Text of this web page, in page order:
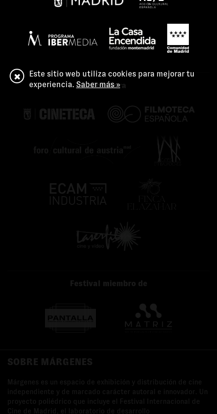
Colabora
Festival miembro de
SOBRE MÁRGENES
Márgenes es un espacio de exhibición y distribución de cine
independiente y de marcado carácter autoral e innovador. Un
proyecto poliédrico que incluye el Festival Internacional de
Cine de Madrid, el laboratorio de desarrollo
Este sitio web utiliza cookies para mejorar tu
experiencia. Saber más »